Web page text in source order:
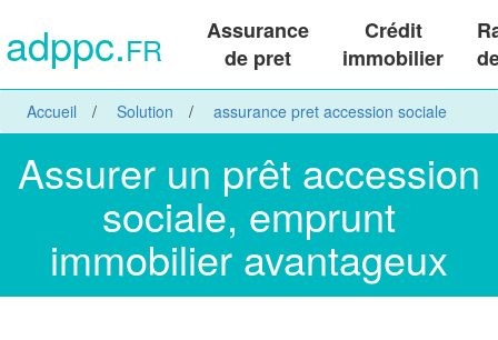
adppc.FR
Assurance
de pret
Crédit
immobilier
Accueil Solution assurance pret accession sociale
Assurer un prêt accession
sociale, emprunt
immobilier avantageux